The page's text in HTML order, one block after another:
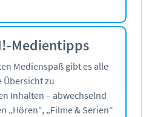
Medientipps
Medienspaß gibt es alle
Übersicht zu
Inhalten – abwechselnd
„Hören“, „Filme & Serien“